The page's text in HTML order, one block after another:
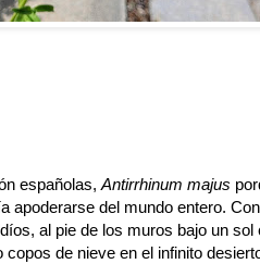
españolas, Antirrhinum majus
apoderarse del mundo entero.
al pie de los muros bajo un
de nieve en el infinito